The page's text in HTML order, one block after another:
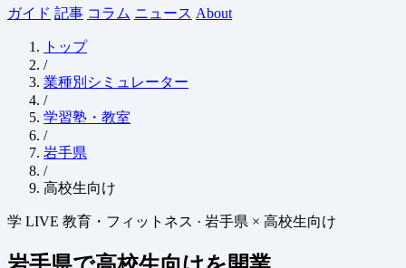
ガイド 記事 コラム ニュース About
トップ
/
業種別シミュレーター
/
学習塾・教室
/
岩手県
/
高校生向け
学 LIVE 教育・フィットネス · 岩手県 × 高校生向け